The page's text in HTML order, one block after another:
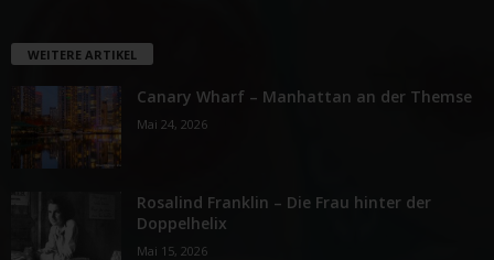
WEITERE ARTIKEL
Canary Wharf – Manhattan an der Themse
Mai 24, 2026
Rosalind Franklin – Die Frau hinter der
Doppelhelix
Mai 15, 2026